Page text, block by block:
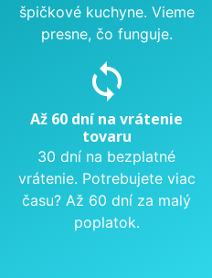
špičkové kuchyne. Vieme
presne, čo funguje.
sync
Až 60 dní na vrátenie
tovaru
30 dní na bezplatné
vrátenie. Potrebujete viac
času? Až 60 dní za malý
poplatok.